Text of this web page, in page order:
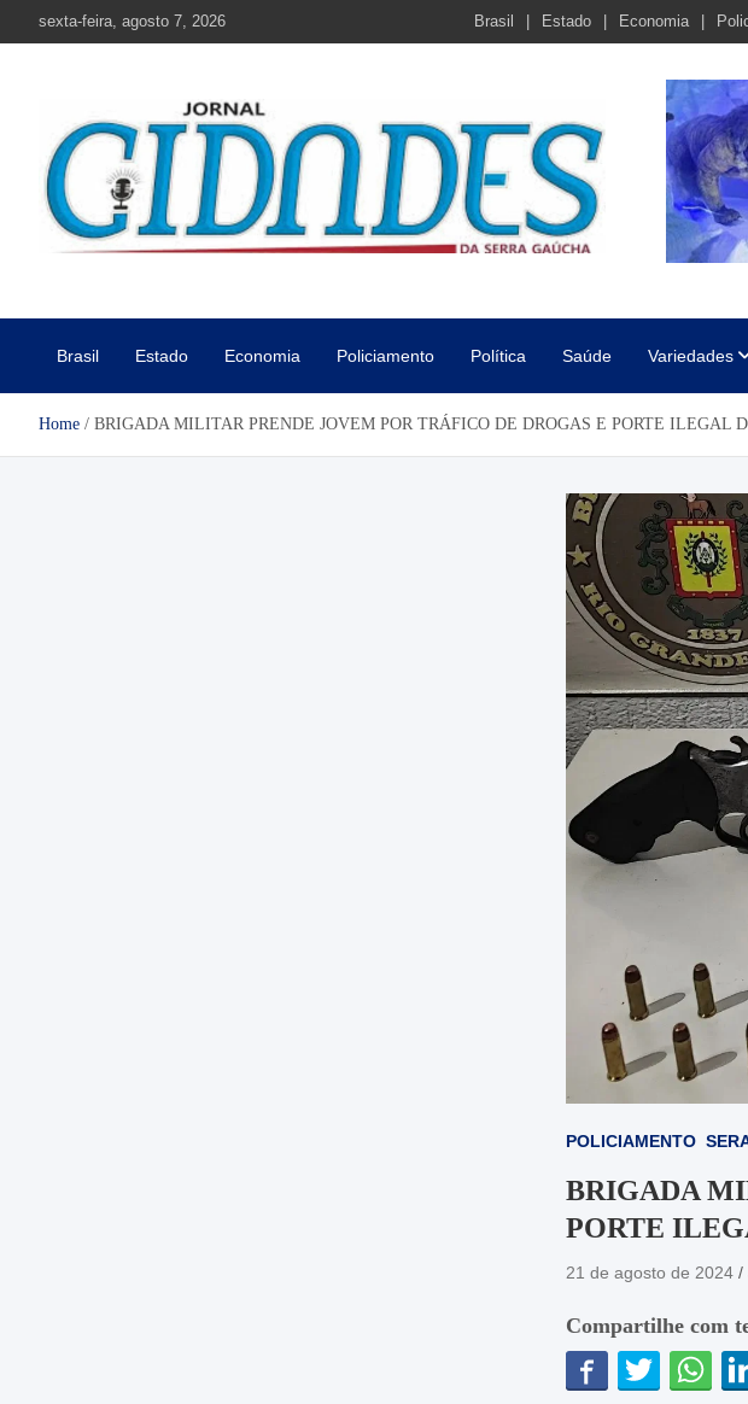
sexta-feira, agosto 7, 2026 Brasil Estado Economia
Brasil Estado Economia Policiamento Política Saúde Variedades
Home BRIGADA MILITAR PRENDE JOVEM POR TRÁFICO DE DROGAS E PORTE ILEGAL
POLICIAMENTO
BRIGADA
PORTE
21 de agosto de 2024
Compartilhe com